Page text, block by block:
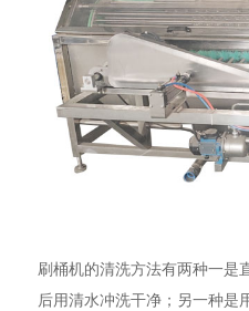
刷桶机的清洗方法有两种一是
后用清水冲洗干净；另一种是